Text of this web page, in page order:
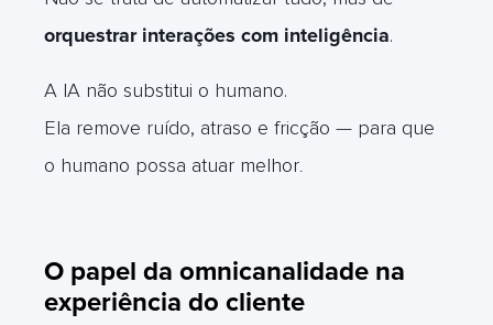
orquestrar interações com inteligência.
A IA não substitui o humano.
Ela remove ruído, atraso e fricção — para que
o humano possa atuar melhor.
O papel da omnicanalidade na
experiência do cliente